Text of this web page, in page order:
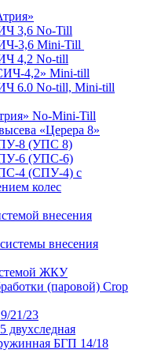
3,6 No-Till
3,6 Mini-Till
4,2 No-till
4,2» Mini-till
6.0 No-till, Mini-till
No-Mini-Till
«Церера 8»
8 (УПС 8)
6 (УПС-6)
4 (СПУ-4) с
колес
внесения
внесения
ЖКУ
(паровой) Crop
21/23
двухследная
БГП 14/18